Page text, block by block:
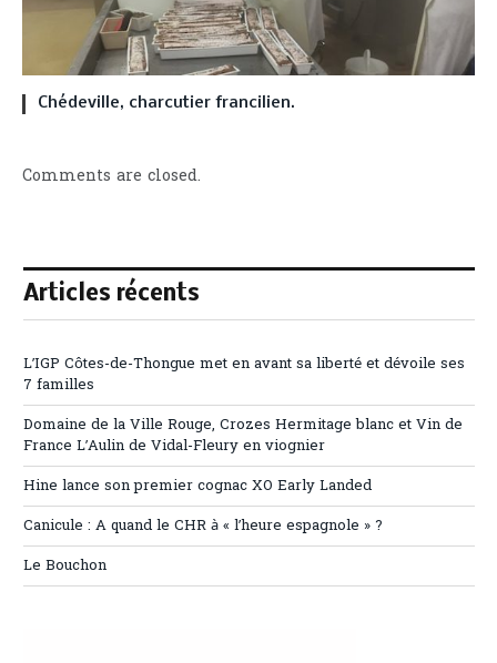
Chédeville, charcutier francilien.
Comments are closed.
Articles récents
L’IGP Côtes-de-Thongue met en avant sa liberté et dévoile ses
7 familles
Domaine de la Ville Rouge, Crozes Hermitage blanc et Vin de
France L’Aulin de Vidal-Fleury en viognier
Hine lance son premier cognac XO Early Landed
Canicule : A quand le CHR à « l’heure espagnole » ?
Le Bouchon